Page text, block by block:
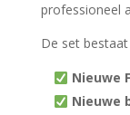
professioneel
De set bestaat
Nieuwe
Nieuwe